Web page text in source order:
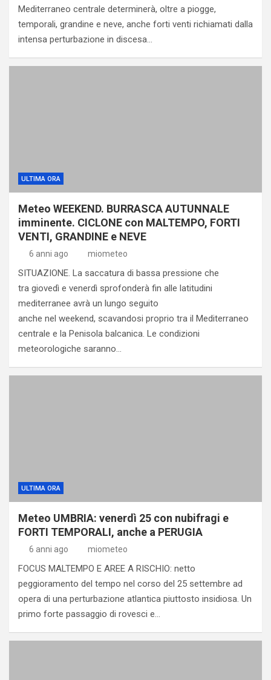
Mediterraneo centrale determinerà, oltre a piogge,
temporali, grandine e neve, anche forti venti richiamati dalla
intensa perturbazione in discesa…
ULTIMA ORA
Meteo WEEKEND. BURRASCA AUTUNNALE
imminente. CICLONE con MALTEMPO, FORTI
VENTI, GRANDINE e NEVE
6 anni ago miometeo
SITUAZIONE. La saccatura di bassa pressione che
tra giovedì e venerdì sprofonderà fin alle latitudini
mediterranee avrà un lungo seguito
anche nel weekend, scavandosi proprio tra il Mediterraneo
centrale e la Penisola balcanica. Le condizioni
meteorologiche saranno…
ULTIMA ORA
Meteo UMBRIA: venerdì 25 con nubifragi e
FORTI TEMPORALI, anche a PERUGIA
6 anni ago miometeo
FOCUS MALTEMPO E AREE A RISCHIO: netto
peggioramento del tempo nel corso del 25 settembre ad
opera di una perturbazione atlantica piuttosto insidiosa. Un
primo forte passaggio di rovesci e…